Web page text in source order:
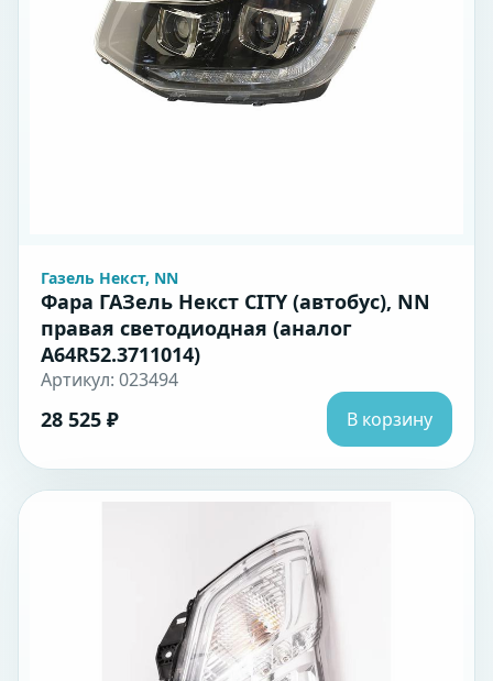
Газель Некст, NN
Фара ГАЗель Некст CITY (автобус), NN
правая светодиодная (аналог
A64R52.3711014)
Артикул: 023494
28 525 ₽ В корзину